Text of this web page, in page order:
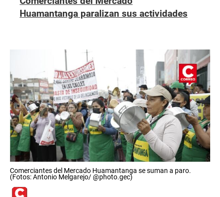
Huamantanga paralizan sus actividades
Comerciantes del Mercado Huamantanga se suman a paro.
(Fotos: Antonio Melgarejo/ @photo.gec)